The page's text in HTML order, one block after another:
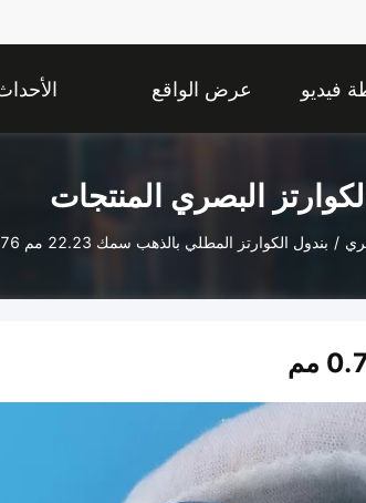
فيديو عرض الواقع
الافتراضي
البصري المنتجات
/ بندول الكوارتز المطلي بالذهب سمك 22.23 مم 0.76 مم